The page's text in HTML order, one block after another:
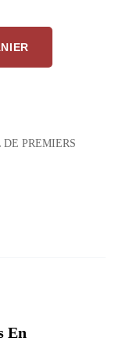
PREMIERS
En